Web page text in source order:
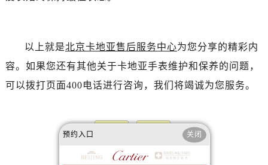
以上就是北京卡地亚售后服务中心为您分享的精彩内
容。如果您还有其他关于卡地亚手表维护和保养的问题，
可以拨打页面400电话进行咨询，我们将竭诚为您服务。
赞一下 去提问
预约入口 关闭